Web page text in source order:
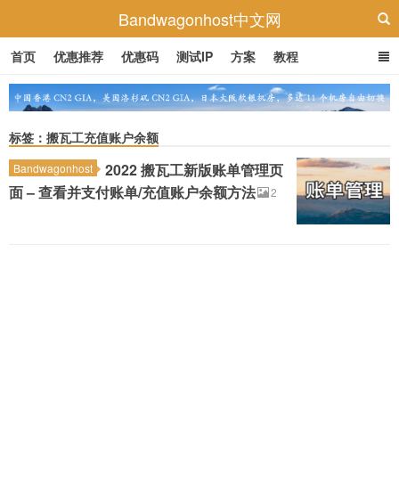
Bandwagonhost中文网
首页 优惠推荐 优惠码 测试IP 方案 教程
标签：搬瓦工充值账户余额
Bandwagonhost
2022 搬瓦工新版账单管理页
面 – 查看并支付账单/充值账户余额方法
2